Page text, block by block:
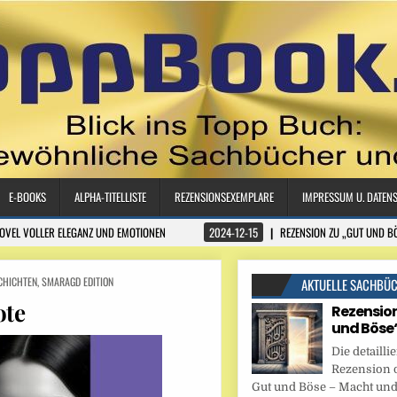
E-BOOKS ALPHA-TITELLISTE REZENSIONSEXEMPLARE
IMPRESSUM U.
VOLLER ELEGANZ UND EMOTIONEN 2024-12-15 REZENSION ZU „GUT UND
,SMARAGD EDITION AKTUELLE
und
Die
Rezension
Gut und Böse – Macht